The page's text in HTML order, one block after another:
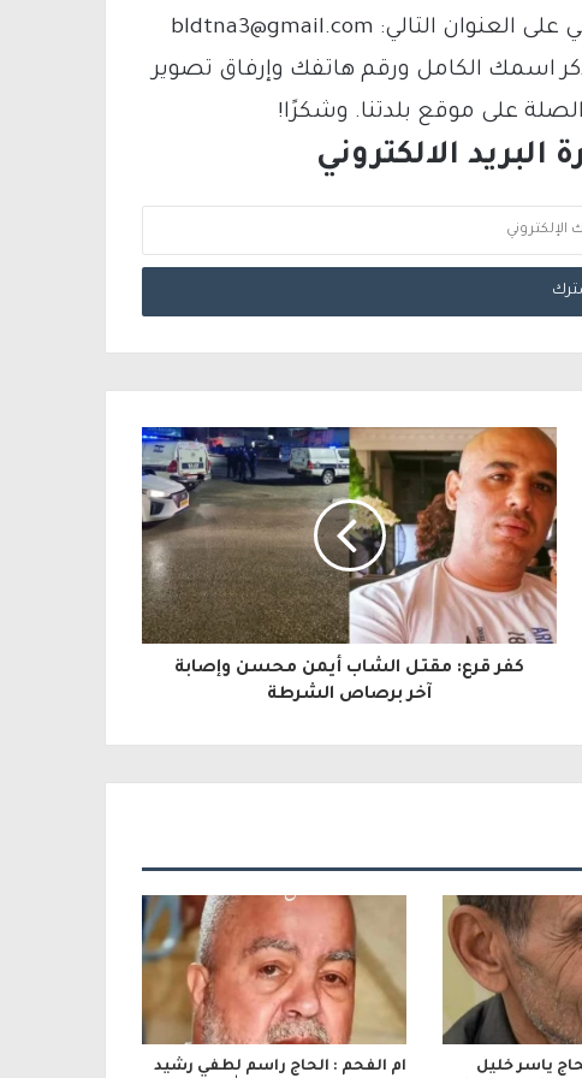
فيمكنك التواصل معنا عبر البريد الإلكتروني على العنوان التالي: bldtna3@gmail.com
اسمك الكامل ورقم هاتفك وإرفاق تصوير
على موقع بلدتنا. وشكرًا!
الالكتروني
كفر قرع: مقتل الشاب أيمن محسن وإصابة
آخر برصاص الشرطة
ياسر خليل
ام الفحم : الحاج راسم لطفي رشيد